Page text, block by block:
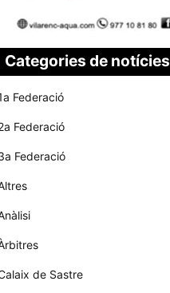
Categories de notícies
Federació
Federació
Federació
de Sastre